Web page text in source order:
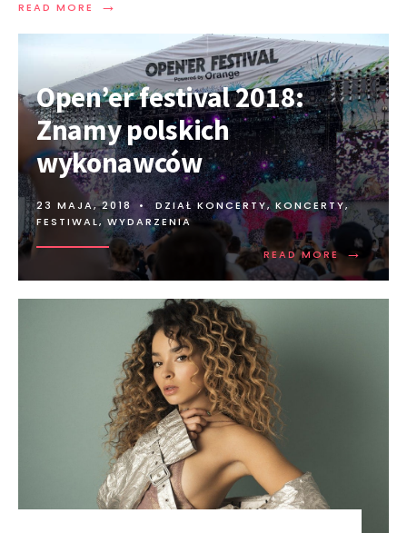
READ MORE →
Open’er festival 2018:
Znamy polskich
wykonawców
23 MAJA, 2018 • DZIAŁ KONCERTY,KONCERTY,
FESTIWAL, WYDARZENIA
READ MORE →